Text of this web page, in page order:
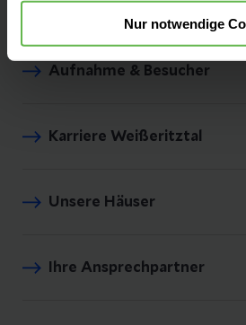
Nur notwendige
Fachbereiche
Aufnahme & Besucher
Karriere Weißeritztal
Unsere Häuser
Ihre Ansprechpartner